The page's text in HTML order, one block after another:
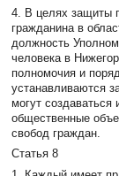
4. В целях защиты
гражданина в
должность
человека в
полномочия и
устанавливаются
могут создаваться
общественные
свобод граждан.
Статья 8